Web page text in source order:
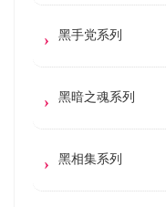
黑手党系列
黑暗之魂系列
黑相集系列